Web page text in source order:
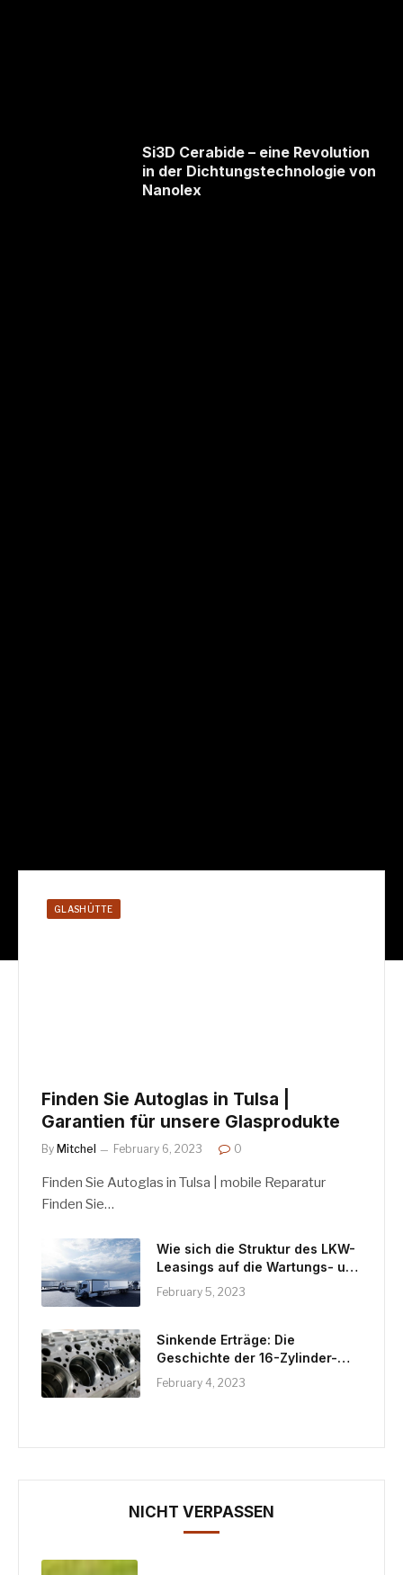
Si3D Cerabide – eine Revolution
in der Dichtungstechnologie von
Nanolex
GLASHÜTTE
Finden Sie Autoglas in Tulsa |
Garantien für unsere Glasprodukte
By Mitchel February 6, 2023 0
Finden Sie Autoglas in Tulsa | mobile Reparatur
Finden Sie…
Wie sich die Struktur des LKW-
Leasings auf die Wartungs- und
Reparaturkosten auswirken
February 5, 2023
Sinkende Erträge: Die
Geschichte der 16-Zylinder-
Motoren
February 4, 2023
NICHT VERPASSEN